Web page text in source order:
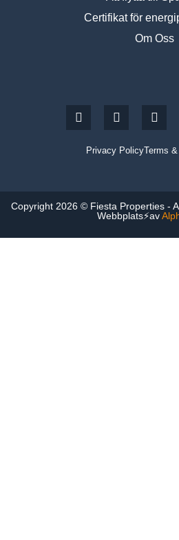
Certifikat för
Om Oss
Privacy PolicyTerms
Copyright 2026 © Fiesta Properties -
Webbplats⚡av